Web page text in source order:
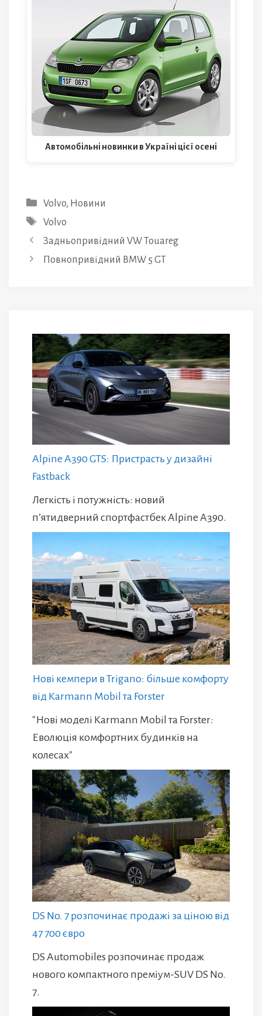
Автомобільні новинки в Україні цієї осені
Категорії
Volvo, Новини
Позначки
Volvo
Задньопривідний VW Touareg
Повнопривідний BMW 5 GT
Alpine A390 GTS: Пристрасть у дизайні
Fastback
Легкість і потужність: новий
п’ятидверний спортфастбек Alpine A390.
Нові кемпери в Trigano: більше комфорту
від Karmann Mobil та Forster
"Нові моделі Karmann Mobil та Forster:
Еволюція комфортних будинків на
колесах"
DS No. 7 розпочинає продажі за ціною від
47 700 євро
DS Automobiles розпочинає продаж
нового компактного преміум-SUV DS No.
7.